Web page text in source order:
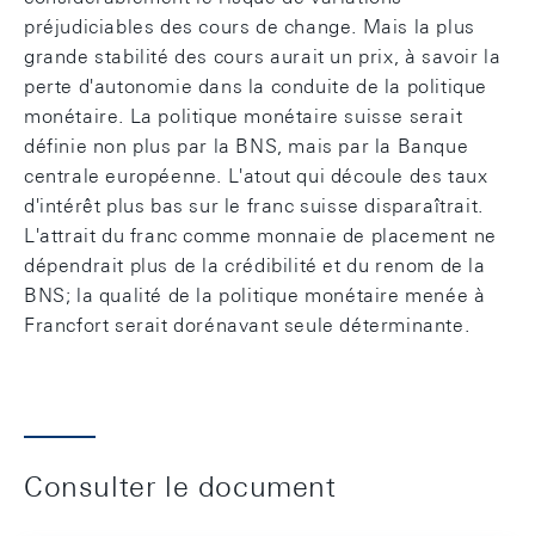
préjudiciables des cours de change. Mais la plus
grande stabilité des cours aurait un prix, à savoir la
perte d'autonomie dans la conduite de la politique
monétaire. La politique monétaire suisse serait
définie non plus par la BNS, mais par la Banque
centrale européenne. L'atout qui découle des taux
d'intérêt plus bas sur le franc suisse disparaîtrait.
L'attrait du franc comme monnaie de placement ne
dépendrait plus de la crédibilité et du renom de la
BNS; la qualité de la politique monétaire menée à
Francfort serait dorénavant seule déterminante.
Consulter le document